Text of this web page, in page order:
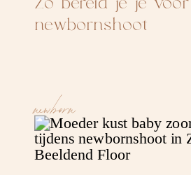
newbornshoot
newborn